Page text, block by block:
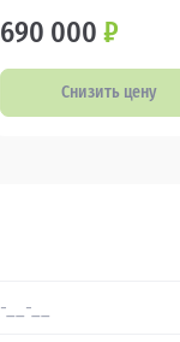
690 000 ₽
Снизить цену